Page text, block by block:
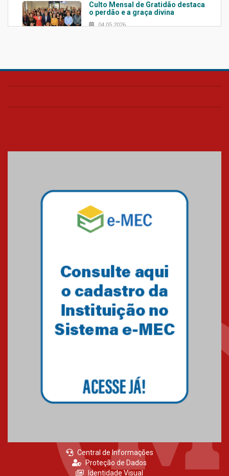
Culto Mensal de Gratidão destaca
o perdão e a graça divina
04.05.2026
Confira como foi o culto mensal
Mackenzie mobiliza campanha
solidária para apoiar famílias em
Minas Gerais
Primeiro culto do ano ressalta o
27.02.2026
Central de Informações
Proteção de Dados
Identidade Visual